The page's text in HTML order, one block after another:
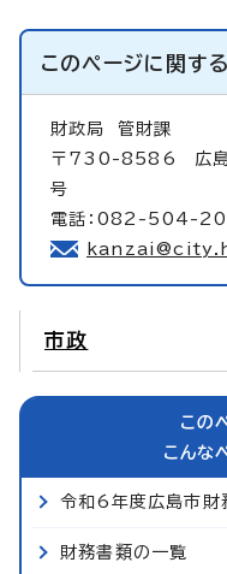
このページに関する
財政局 管財課
〒730-8586 広島
号
電話：082-504-
市政
この
こんな
令和6年度広島市財
財務書類の一覧